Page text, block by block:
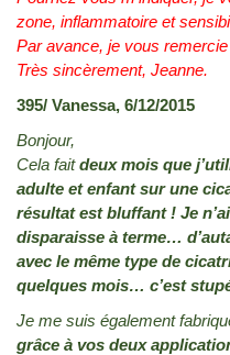
zone, inflammatoire et
Par avance, je vous remercie
Très sincèrement, Jeanne.
395/ Vanessa, 6/12/2015
Bonjour,
Cela fait deux mois que
adulte et enfant sur une
résultat est bluffant ! Je
disparaisse à terme…
avec le même type de
quelques mois… c’est
Je me suis également
grâce à vos deux